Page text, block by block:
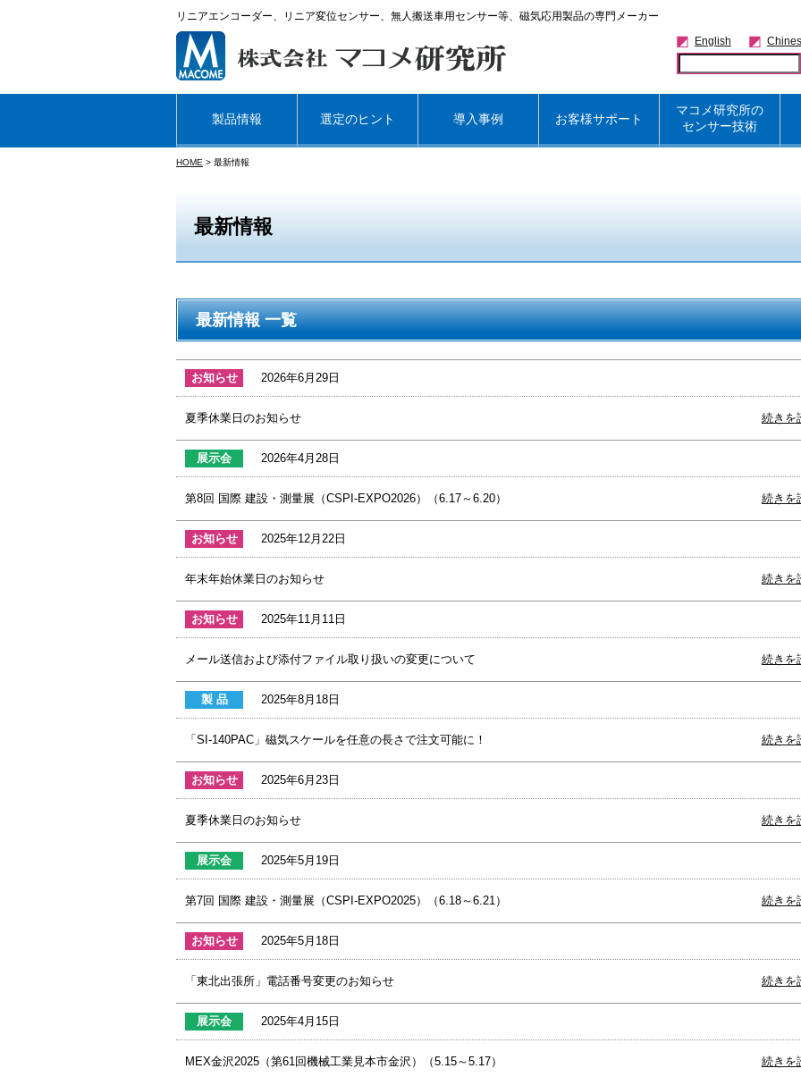
リニアエンコーダー、リニア変位センサー、無人搬送車用センサー等、磁気応用製品の専門メーカー
English
製品情報 選定のヒント 導入事例 お客様サポート
マコメ研究所の
センサー技術
HOME > 最新情報
最新情報
最新情報 一覧
お知らせ 2026年6月29日
夏季休業日のお知らせ 続きを
展示会 2026年4月28日
第8回 国際 建設・測量展（CSPI-EXPO2026）（6.17～6.20） 続きを
お知らせ 2025年12月22日
年末年始休業日のお知らせ 続きを
お知らせ 2025年11月11日
メール送信および添付ファイル取り扱いの変更について 続きを
製 品 2025年8月18日
「SI-140PAC」磁気スケールを任意の長さで注文可能に！ 続きを
お知らせ 2025年6月23日
夏季休業日のお知らせ 続きを
展示会 2025年5月19日
第7回 国際 建設・測量展（CSPI-EXPO2025）（6.18～6.21） 続きを
お知らせ 2025年5月18日
「東北出張所」電話番号変更のお知らせ 続きを
展示会 2025年4月15日
MEX金沢2025（第61回機械工業見本市金沢）（5.15～5.17） 続きを